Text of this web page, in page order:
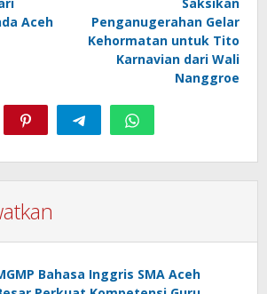
Aceh
Penganugerahan Gelar
Kehormatan untuk Tito
Karnavian dari Wali
Nanggroe
Bahasa Inggris SMA Aceh